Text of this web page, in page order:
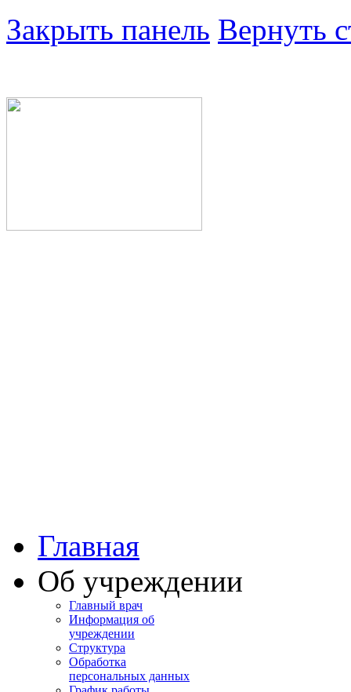
Закрыть панель Вернуть
Главная
Об учреждении
Главный врач
Информация об
учреждении
Структура
Обработка
персональных данных